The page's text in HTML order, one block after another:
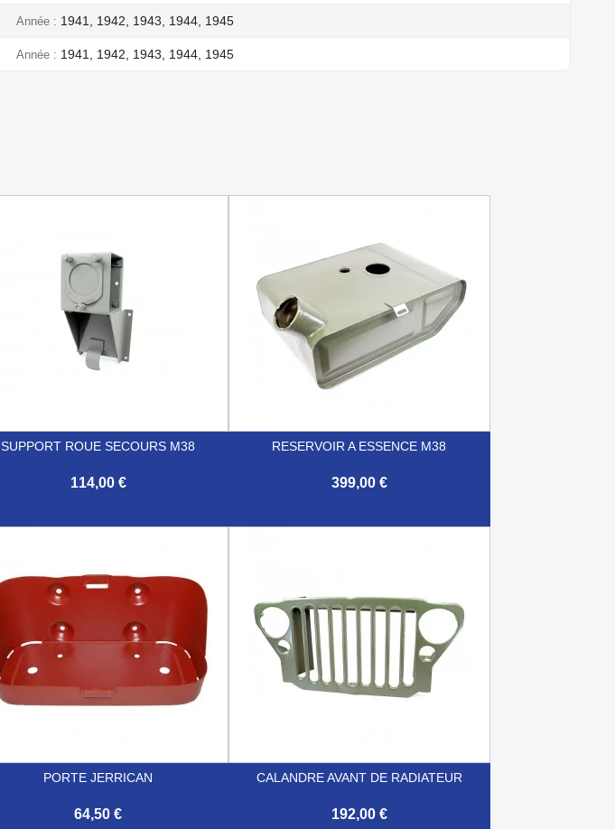
Année 1941, 1942, 1943, 1944, 1945
Année 1941, 1942, 1943, 1944, 1945
SUPPORT ROUE SECOURS M38
114,00 €
RESERVOIR A ESSENCE M38
399,00 €
PORTE JERRICAN
64,50 €
CALANDRE AVANT DE RADIATEUR
192,00 €